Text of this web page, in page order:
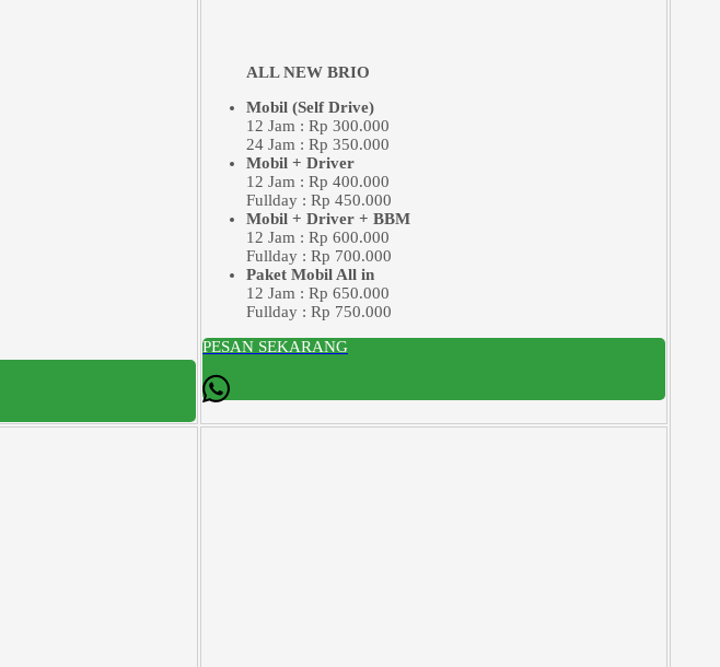
ALL NEW BRIO
Mobil (Self Drive)
12 Jam : Rp 300.000
24 Jam : Rp 350.000
Mobil + Driver
12 Jam : Rp 400.000
Fullday : Rp 450.000
Mobil + Driver + BBM
12 Jam : Rp 600.000
Fullday : Rp 700.000
Paket Mobil All in
12 Jam : Rp 650.000
Fullday : Rp 750.000
PESAN SEKARANG